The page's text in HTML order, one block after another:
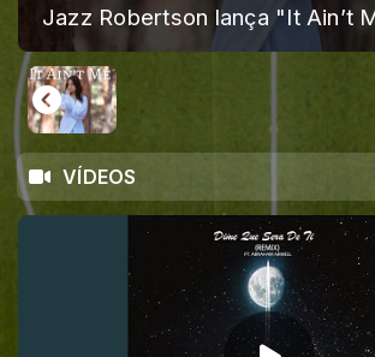
Jazz Robertson lança "It Ain’t
VÍDEOS